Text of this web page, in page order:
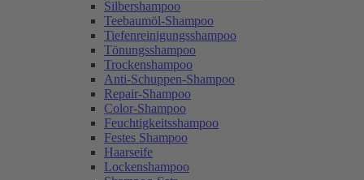
Silbershampoo
Teebaumöl-Shampoo
Tiefenreinigungsshampoo
Tönungsshampoo
Trockenshampoo
Anti-Schuppen-Shampoo
Repair-Shampoo
Color-Shampoo
Feuchtigkeitsshampoo
Festes Shampoo
Haarseife
Lockenshampoo